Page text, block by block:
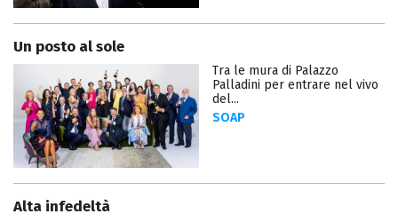
Un posto al sole
Tra le mura di Palazzo
Palladini per entrare nel vivo
del...
SOAP
Alta infedeltà